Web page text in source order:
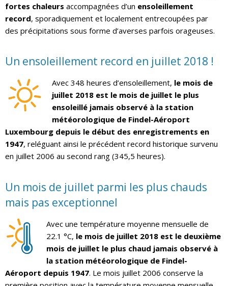
fortes chaleurs accompagnées d’un ensoleillement
record, sporadiquement et localement entrecoupées par
des précipitations sous forme d’averses parfois orageuses.
Un ensoleillement record en juillet 2018 !
Avec 348 heures d’ensoleillement, le mois de
juillet 2018 est le mois de juillet le plus
ensoleillé jamais observé à la station
météorologique de Findel-Aéroport
Luxembourg depuis le début des enregistrements en
1947, reléguant ainsi le précédent record historique survenu
en juillet 2006 au second rang (345,5 heures).
Un mois de juillet parmi les plus chauds
mais pas exceptionnel
Avec une température moyenne mensuelle de
22.1 °C, le mois de juillet 2018 est le deuxième
mois de juillet le plus chaud jamais observé à
la station météorologique de Findel-
Aéroport depuis 1947. Le mois juillet 2006 conserve la